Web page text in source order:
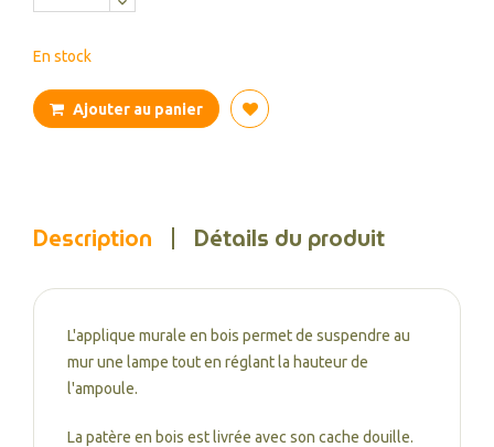
En stock
Ajouter au panier
Description Détails du produit
L'applique murale en bois permet de suspendre au
mur une lampe tout en réglant la hauteur de
l'ampoule.
La patère en bois est livrée avec son cache douille.